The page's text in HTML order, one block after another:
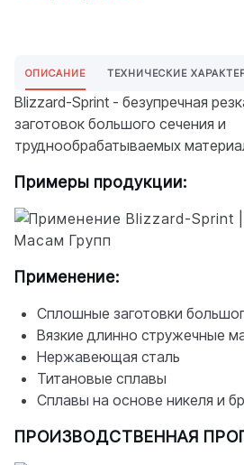
ОПИСАНИЕ ТЕХНИЧЕСКИЕ
Blizzard-Sprint - безупречная
заготовок большого сечения и
труднообрабатываемых
Примеры продукции:
Применение:
Сплошные заготовки
Вязкие длинно стружечные
Нержавеющая сталь
Титановые сплавы
Сплавы на основе никеля и
ПРОИЗВОДСТВЕННАЯ